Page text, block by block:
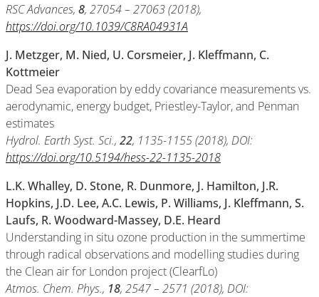
RSC Advances, 8, 27054 – 27063 (2018),
https://doi.org/10.1039/C8RA04931A
J. Metzger, M. Nied, U. Corsmeier, J. Kleffmann, C.
Kottmeier
Dead Sea evaporation by eddy covariance measurements vs.
aerodynamic, energy budget, Priestley-Taylor, and Penman
estimates
Hydrol. Earth Syst. Sci., 22, 1135-1155 (2018), DOI:
https://doi.org/10.5194/hess-22-1135-2018
L.K. Whalley, D. Stone, R. Dunmore, J. Hamilton, J.R.
Hopkins, J.D. Lee, A.C. Lewis, P. Williams, J. Kleffmann, S.
Laufs, R. Woodward-Massey, D.E. Heard
Understanding in situ ozone production in the summertime
through radical observations and modelling studies during
the Clean air for London project (ClearfLo)
Atmos. Chem. Phys., 18, 2547 – 2571 (2018), DOI: